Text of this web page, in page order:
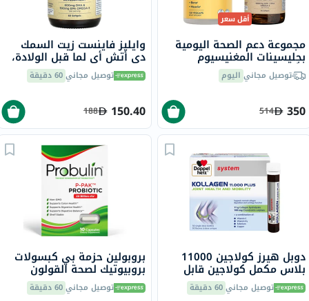
أقل سعر
مجموعة دعم الصحة اليومية
بجليسينات المغنيسيوم
وأوميغا 3
توصيل مجاني اليوم
350
514
وايليز فاينست زيت السمك
دي أتش أي لما قبل الولادة،
حزمة 60 توصيل مجاني60 دقيقة
150.40
188
دوبل هيرز كولاجين 11000
بلاس مكمل كولاجين قابل
للشرب لصحة المفاصل، قوارير
جرعة واحدة حزمة من 30 توصيل مجاني60 دقيقة
بروبولين حزمة بي كبسولات
بروبيوتيك لصحة القولون
والجهاز الهضمي حزمة من 10
توصيل مجاني60 دقيقة